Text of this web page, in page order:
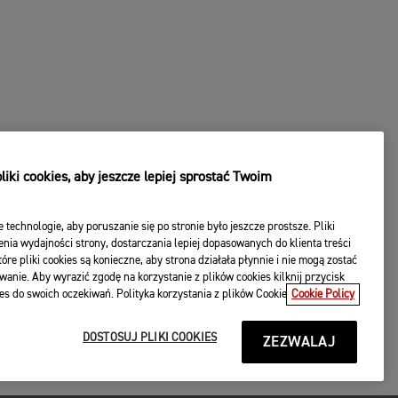
cookies, aby jeszcze lepiej sprostać Twoim
aby poruszanie się po stronie było jeszcze prostsze. Pliki
wydajności strony, dostarczania lepiej dopasowanych do klienta treści
pliki cookies są konieczne, aby strona działała płynnie i nie mogą zostać
Aby wyrazić zgodę na korzystanie z plików cookies kilknij przycisk
do swoich oczekiwań. Polityka korzystania z plików Cookie Cookie Policy
DOSTOSUJ PLIKI COOKIES ZEZWALAJ